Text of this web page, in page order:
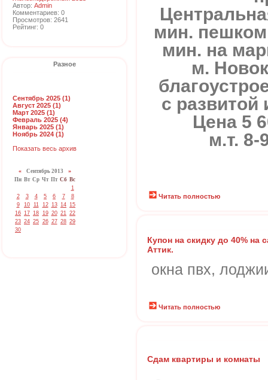
Автор: Admin
Комментариев: 0
Просмотров: 2641
Рейтинг: 0
Разное
Сентябрь 2025 (1)
Август 2025 (1)
Март 2025 (1)
Февраль 2025 (4)
Январь 2025 (1)
Ноябрь 2024 (1)
Показать весь архив
« Сентябрь 2013 »
Пн Вт Ср Чт Пт Сб Вс
1
2
3 4 5 6 7
8
9
10 11 12 13 14 15
16 17 18 19 20 21 22
23 24 25 26 27 28 29
30
мин.
мин. на
м.
с развитой
Цена 5
м.т. 8-
Читать полностью
Купон на скидку до 40% на
Аттик.
окна пвх,
Читать полностью
Сдам квартиры и комнаты